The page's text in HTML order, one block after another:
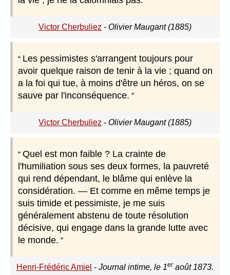
Victor Cherbuliez - Olivier Maugant (1885)
Les pessimistes s'arrangent toujours pour
avoir quelque raison de tenir à la vie ; quand on
a la foi qui tue, à moins d'être un héros, on se
sauve par l'inconséquence.
Victor Cherbuliez - Olivier Maugant (1885)
Quel est mon faible ? La crainte de
l'humiliation sous ses deux formes, la pauvreté
qui rend dépendant, le blâme qui enlève la
considération. — Et comme en même temps je
suis timide et pessimiste, je me suis
généralement abstenu de toute résolution
décisive, qui engage dans la grande lutte avec
le monde.
Henri-Frédéric Amiel - Journal intime, le 1er août 1873.